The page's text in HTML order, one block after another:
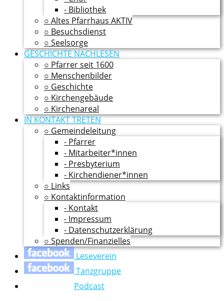
- Bibliothek
○ Altes Pfarrhaus AKTIV
○ Besuchsdienst
○ Seelsorge
GESCHICHTE NACHLESEN
○ Pfarrer seit 1600
○ Menschenbilder
○ Geschichte
○ Kirchengebäude
○ Kirchenareal
IN KONTAKT TRETEN
○ Gemeindeleitung
- Pfarrer
- Mitarbeiter*innen
- Presbyterium
- Kirchendiener*innen
○ Links
○ Kontaktinformation
- Kontakt
- Impressum
- Datenschutzerklärung
○ Spenden/Finanzielles
Leseverein
Tanzgruppe
Podcast